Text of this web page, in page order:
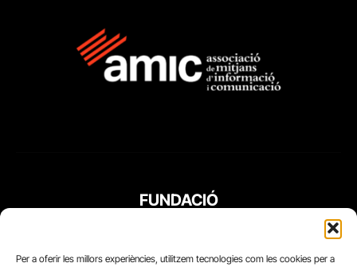
Per a oferir les millors experiències, utilitzem tecnologies com les cookies per a
FUNDACIÓ